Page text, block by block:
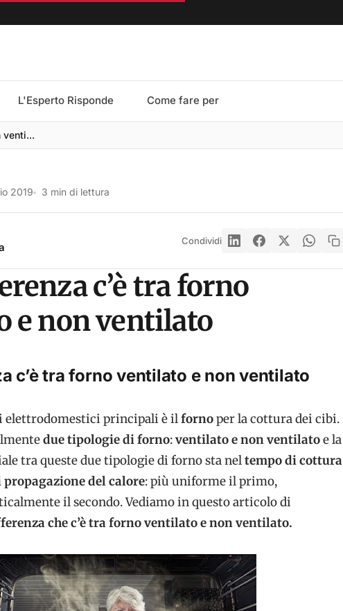
L'Esperto Risponde Come fare per
venti...
2019 3 min di lettura
Condividi
c’è tra forno
e non ventilato
c’è tra forno ventilato e non ventilato
elettrodomestici principali è ilfornoper la cottura dei cibi.
due tipologie di forno:ventilato e non ventilatoe la
tra queste due tipologie di forno sta neltempo di cottura
del calore: più uniforme il primo,
il secondo. Vediamo in questo articolo di
che c’è tra forno ventilato e non ventilato.